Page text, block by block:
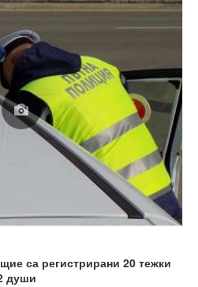
са регистрирани 20 тежки
души